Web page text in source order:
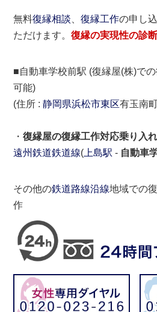
無料復縁相談 、復縁工作の申し
ただけます。復縁の実現性の診
■自動車学校前駅 (復縁屋(株)で
可能)
(住所 :静岡県浜松市東区有玉南
・復縁屋の復縁工作対応乗り入
遠州鉄道鉄道線( 上島駅 - 自動車
その他の鉄道路線沿線地域での
作